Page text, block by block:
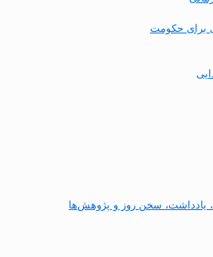
برای حکومت